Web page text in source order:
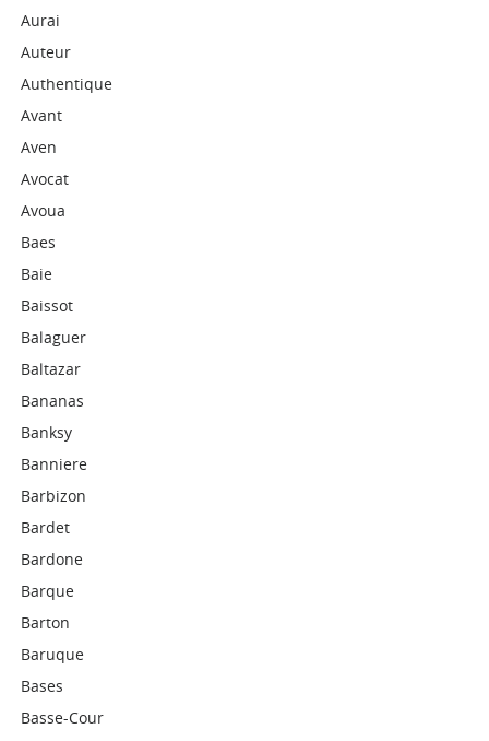
Aurai
Auteur
Authentique
Avant
Aven
Avocat
Avoua
Baes
Baie
Baissot
Balaguer
Baltazar
Bananas
Banksy
Banniere
Barbizon
Bardet
Bardone
Barque
Barton
Baruque
Bases
Basse-Cour